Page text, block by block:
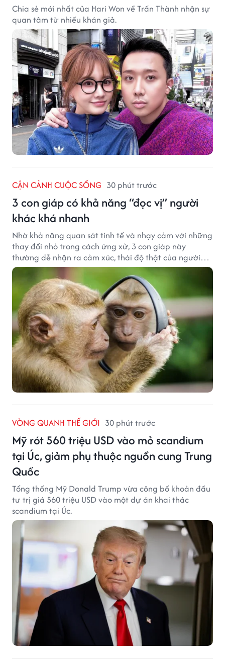
Chia sẻ mới nhất của Hari Won về Trấn Thành nhận sự
quan tâm từ nhiều khán giả.
CẬN CẢNH CUỘC SỐNG 30 phút trước
3 con giáp có khả năng “đọc vị” người
khác khá nhanh
Nhờ khả năng quan sát tinh tế và nhạy cảm với những
thay đổi nhỏ trong cách ứng xử, 3 con giáp này
thường dễ nhận ra cảm xúc, thái độ thật của người
đối diện.
VÒNG QUANH THẾ GIỚI 30 phút trước
Mỹ rót 560 triệu USD vào mỏ scandium
tại Úc, giảm phụ thuộc nguồn cung Trung
Quốc
Tổng thống Mỹ Donald Trump vừa công bố khoản đầu
tư trị giá 560 triệu USD vào một dự án khai thác
scandium tại Úc.